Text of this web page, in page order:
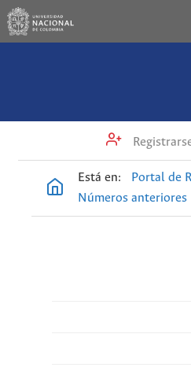
Está en: Portal de
Números anteriores